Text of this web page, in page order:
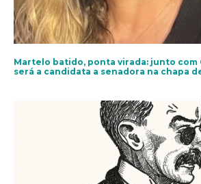
Martelo batido, ponta virada: junto com
será a candidata a senadora na chapa